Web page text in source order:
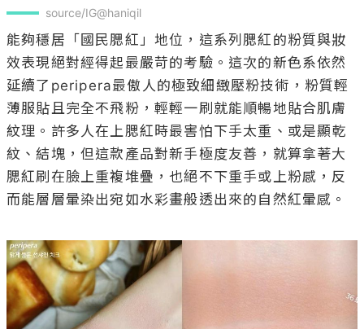
source/IG@haniqil
能夠穩居「國民腮紅」地位，這系列腮紅的粉質與妝
效表現絕對經得起最嚴苛的考驗。這次的新色系依然
延續了peripera最傲人的極致細緻壓粉技術，粉質輕
薄服貼且完全不飛粉，輕輕一刷就能順暢地貼合肌膚
紋理。許多人在上腮紅時最害怕下手太重、或是顯乾
紋、結塊，但這款產品對新手極度友善，就算拿著大
腮紅刷在臉上重複堆疊，也絕不下重手或上粉感，反
而能層層暈染出宛如水彩畫般透出來的自然紅暈感。